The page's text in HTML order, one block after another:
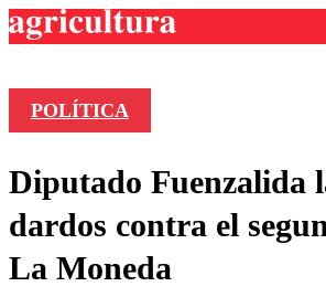
Frecuencias
Agricultura TV
Deportes
Colo Colo
Entretención
POLÍTICA
Diputado Fuenzalida
dardos contra el
La Moneda